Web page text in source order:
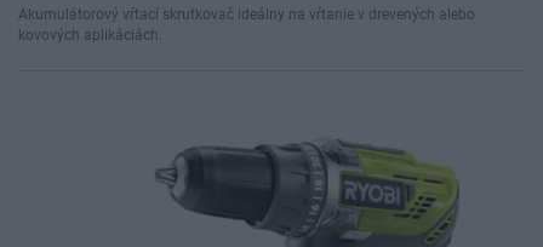
Akumulátorový vŕtací skrutkovač ideálny na vŕtanie v drevených alebo
kovových aplikáciách.